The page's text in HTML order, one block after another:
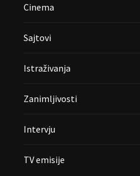
Cinema
Sajtovi
Istraživanja
Zanimljivosti
Intervju
TV emisije